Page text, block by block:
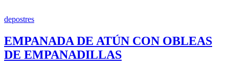
depostres
EMPANADA DE ATÚN CON OBLEAS
DE EMPANADILLAS